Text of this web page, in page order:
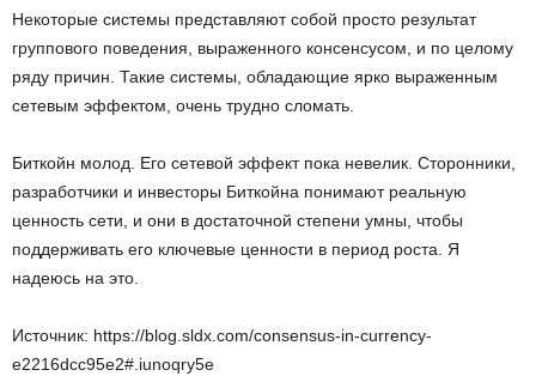
Некоторые системы представляют собой просто результат
группового поведения, выраженного консенсусом, и по целому
ряду причин. Такие системы, обладающие ярко выраженным
сетевым эффектом, очень трудно сломать.
Биткойн молод. Его сетевой эффект пока невелик. Сторонники,
разработчики и инвесторы Биткойна понимают реальную
ценность сети, и они в достаточной степени умны, чтобы
поддерживать его ключевые ценности в период роста. Я
надеюсь на это.
Источник: https://blog.sldx.com/consensus-in-currency-
e2216dcc95e2#.iunoqry5e